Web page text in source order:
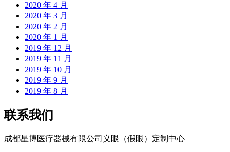
2020 年 4 月
2020 年 3 月
2020 年 2 月
2020 年 1 月
2019 年 12 月
2019 年 11 月
2019 年 10 月
2019 年 9 月
2019 年 8 月
联系我们
成都星博医疗器械有限公司义眼（假眼）定制中心